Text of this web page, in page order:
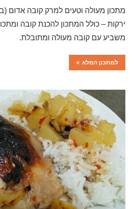
מתכון מעולה וטעים למרק קובה אדום
ירקות – כולל המתכון להכנת קובה
משביע עם קובה מעולה ומתובלת.
למתכון המלא